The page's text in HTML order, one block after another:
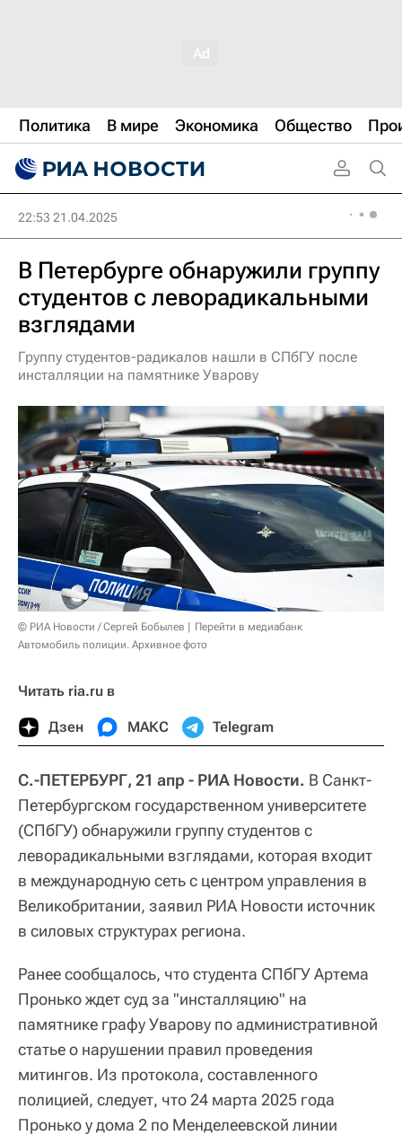
Политика В мире Экономика Общество
22:53 21.04.2025
В Петербурге обнаружили группу
студентов с леворадикальными
взглядами
Группу студентов-радикалов нашли в СПбГУ после
инсталляции на памятнике Уварову
© РИА Новости / Сергей Бобылев
Перейти в медиабанк
Автомобиль полиции. Архивное фото
Читать ria.ru в
Дзен МАКС Telegram
С.-ПЕТЕРБУРГ, 21 апр - РИА Новости. В Санкт-
Петербургском государственном университете
(СПбГУ) обнаружили группу студентов с
леворадикальными взглядами, которая входит
в международную сеть с центром управления в
Великобритании, заявил РИА Новости источник
в силовых структурах региона.
Ранее сообщалось, что студента СПбГУ Артема
Пронько ждет суд за "инсталляцию" на
памятнике графу Уварову по административной
статье о нарушении правил проведения
митингов. Из протокола, составленного
полицией, следует, что 24 марта 2025 года
Пронько у дома 2 по Менделеевской линии